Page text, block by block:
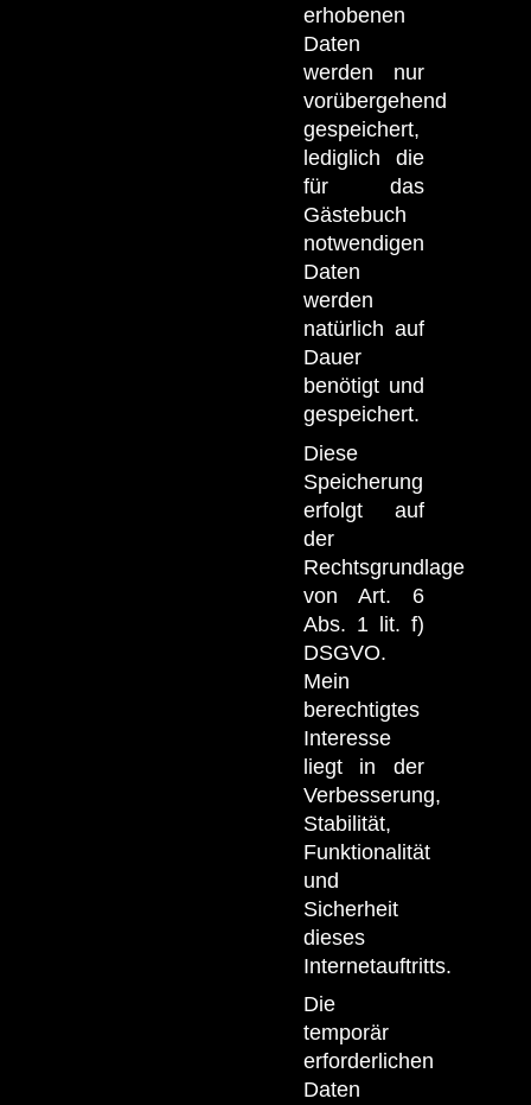
erhobenen
Daten
werden nur
vorübergehend
gespeichert,
lediglich die
für das
Gästebuch
notwendigen
Daten
werden
natürlich auf
Dauer
benötigt und
gespeichert.
Diese
Speicherung
erfolgt auf
der
Rechtsgrundlage
von Art. 6
Abs. 1 lit. f)
DSGVO.
Mein
berechtigtes
Interesse
liegt in der
Verbesserung,
Stabilität,
Funktionalität
und
Sicherheit
dieses
Internetauftritts.
Die
temporär
erforderlichen
Daten